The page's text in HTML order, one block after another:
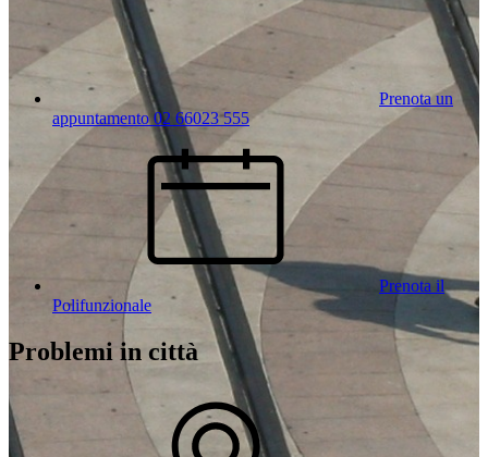
Prenota un
appuntamento 02 66023 555
Prenota il
Polifunzionale
Problemi in città